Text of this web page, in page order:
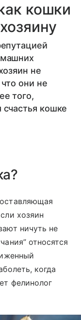
кошки
не
они не
того,
кошке
хозяин
ничуть не
относятся
когда
фелинолог